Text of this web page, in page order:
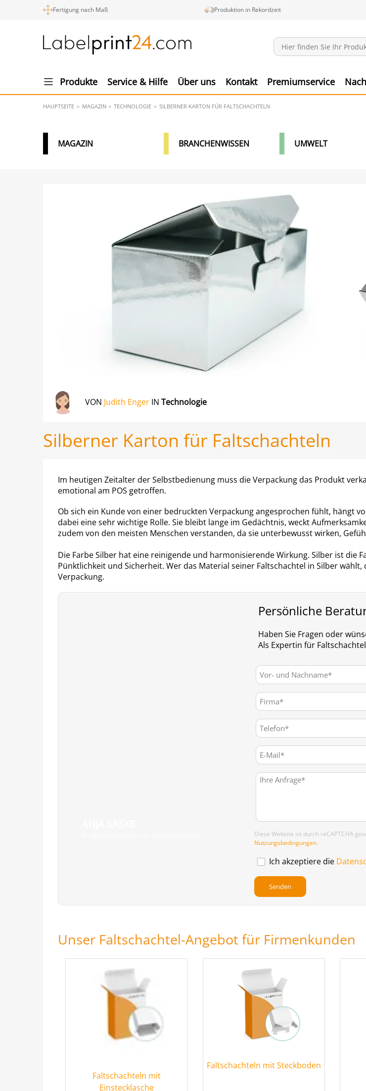
Fertigung nach Maß Produktion in Rekordzeit
Produkte Service & Hilfe Über uns Kontakt Premiumservice
HAUPTSEITE MAGAZIN TECHNOLOGIE SILBERNER KARTON FÜR FALTSCHACHTELN
MAGAZIN BRANCHENWISSEN UMWELT
VON Judith Enger IN Technologie
Silberner Karton für Faltschachteln
Im heutigen Zeitalter der Selbstbedienung muss die Verpackung das Produkt
emotional am POS getroffen.
Ob sich ein Kunde von einer bedruckten Verpackung angesprochen fühlt, hängt
dabei eine sehr wichtige Rolle. Sie bleibt lange im Gedächtnis, weckt
zudem von den meisten Menschen verstanden, da sie unterbewusst wirken,
Die Farbe Silber hat eine reinigende und harmonisierende Wirkung. Silber ist die
Pünktlichkeit und Sicherheit. Wer das Material seiner Faltschachtel in Silber
Verpackung.
Persönliche
Haben Sie Fragen oder
Als Expertin für
Diese Website ist durch reCAPTCHA
Nutzungsbedingungen.
Ich akzeptiere die
Unser Faltschachtel-Angebot für Firmenkunden
Faltschachteln mit
Einstecklasche
Faltschachteln mit Steckboden